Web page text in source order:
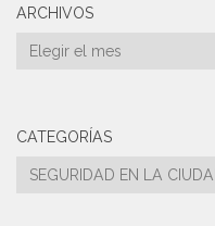
ARCHIVOS
Archivos
CATEGORÍAS
Categorías